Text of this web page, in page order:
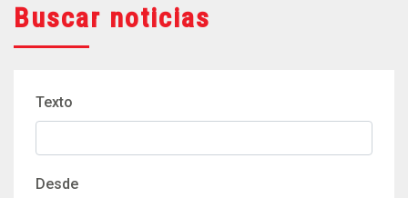
Buscar noticias
Texto
Desde